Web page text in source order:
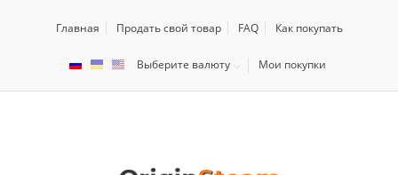
Главная Продать свой товар FAQ Как покупать
Выберите валюту Мои покупки